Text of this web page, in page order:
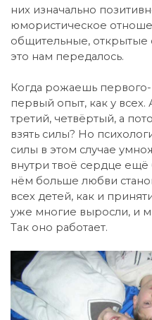
них изначально
юмористическое
общительные,
это нам передалось.
Когда рожаешь
первый опыт, как у всех.
третий, четвёртый, а
взять силы? Но
силы в этом случае
внутри твоё сердце
нём больше любви
всех детей, как и
уже многие выросли, и
Так оно работает.